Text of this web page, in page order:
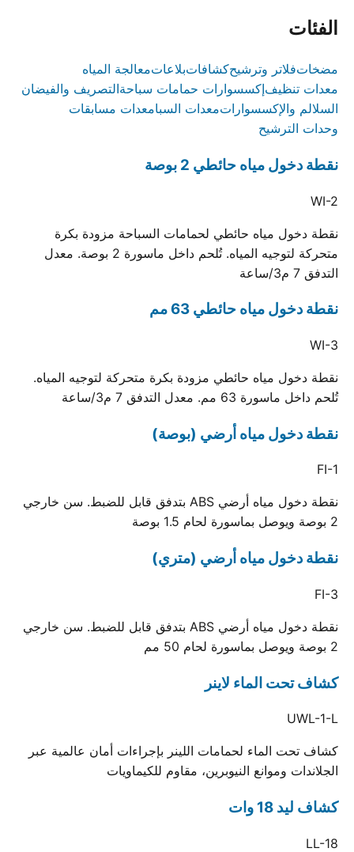
الفئات
مضخاتفلاتر وترشيحكشافاتبلاعاتمعالجة المياه
معدات تنظيفإكسسوارات حمامات سباحةالتصريف والفيضان
السلالم والإكسسواراتمعدات السبامعدات مسابقات
وحدات الترشيح
نقطة دخول مياه حائطي 2 بوصة
WI-2
نقطة دخول مياه حائطي لحمامات السباحة مزودة بكرة
متحركة لتوجيه المياه. تُلحم داخل ماسورة 2 بوصة. معدل
التدفق 7 م3/ساعة
نقطة دخول مياه حائطي 63 مم
WI-3
نقطة دخول مياه حائطي مزودة بكرة متحركة لتوجيه المياه.
تُلحم داخل ماسورة 63 مم. معدل التدفق 7 م3/ساعة
نقطة دخول مياه أرضي (بوصة)
FI-1
نقطة دخول مياه أرضي ABS بتدفق قابل للضبط. سن خارجي
2 بوصة ويوصل بماسورة لحام 1.5 بوصة
نقطة دخول مياه أرضي (متري)
FI-3
نقطة دخول مياه أرضي ABS بتدفق قابل للضبط. سن خارجي
2 بوصة ويوصل بماسورة لحام 50 مم
كشاف تحت الماء لاينر
UWL-1-L
كشاف تحت الماء لحمامات اللينر بإجراءات أمان عالمية عبر
الجلاندات وموانع النيوبرين، مقاوم للكيماويات
كشاف ليد 18 وات
LL-18